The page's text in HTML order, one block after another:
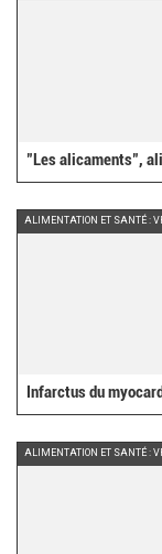
"Les alicaments",
ALIMENTATION ET SANTÉ :
Infarctus du
ALIMENTATION ET SANTÉ :